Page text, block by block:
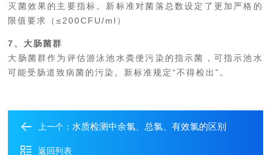
灭菌效果的主要指标。新标准对菌落总数设定了更加严格的
限值要求（≤200CFU/ml）
7、大肠菌群
大肠菌群作为评估游泳池水粪便污染的指示菌，可指示池水
可能受肠道致病菌的污染。新标准规定“不得检出”。
上一个： 水质检测中余氯、总氯、有效氯的区别
返回列表